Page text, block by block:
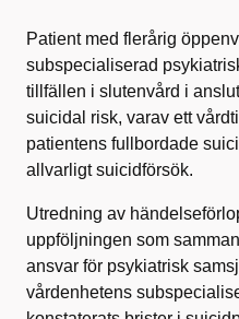
Patient med flerårig
subspecialiserad
tillfällen i slutenvård i
suicidal risk, varav ett
patientens fullbordade
allvarligt suicidförsök.
Utredning av
uppföljningen som
ansvar för psykiatrisk
vårdenhetens